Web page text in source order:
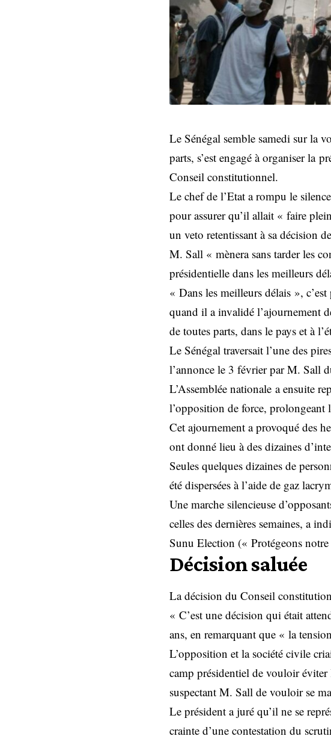
Le Sénégal semble samedi sur la
parts, s’est engagé à organiser la
Conseil constitutionnel.
Le chef de l’Etat a rompu le
pour assurer qu’il allait « faire
un veto retentissant à sa décision
M. Sall « mènera sans tarder les
présidentielle dans les meilleurs
« Dans les meilleurs délais »,
quand il a invalidé l’ajournement
de toutes parts, dans le pays et à
Le Sénégal traversait l’une des
l’annonce le 3 février par M. Sall
L’Assemblée nationale a ensuite
l’opposition de force, prolongeant
Cet ajournement a provoqué des
ont donné lieu à des dizaines
Seules quelques dizaines de
été dispersées à l’aide de gaz
Une marche silencieuse
celles des dernières semaines, a
Sunu Election (« Protégeons
Décision saluée
La décision du Conseil
« C’est une décision qui était
ans, en remarquant que « la
L’opposition et la société civile
camp présidentiel de vouloir
suspectant M. Sall de vouloir se
Le président a juré qu’il ne se
crainte d’une contestation du